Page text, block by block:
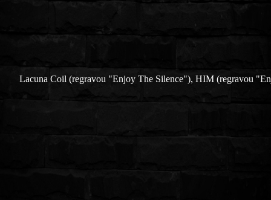
Lacuna Coil (regravou "Enjoy The Silence"), HIM (regravou